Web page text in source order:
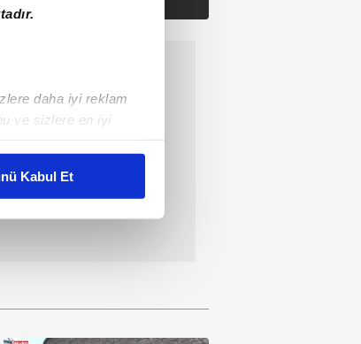
daha iyi reklam
ve sizlere en iyi
yönelik
Kabul Et